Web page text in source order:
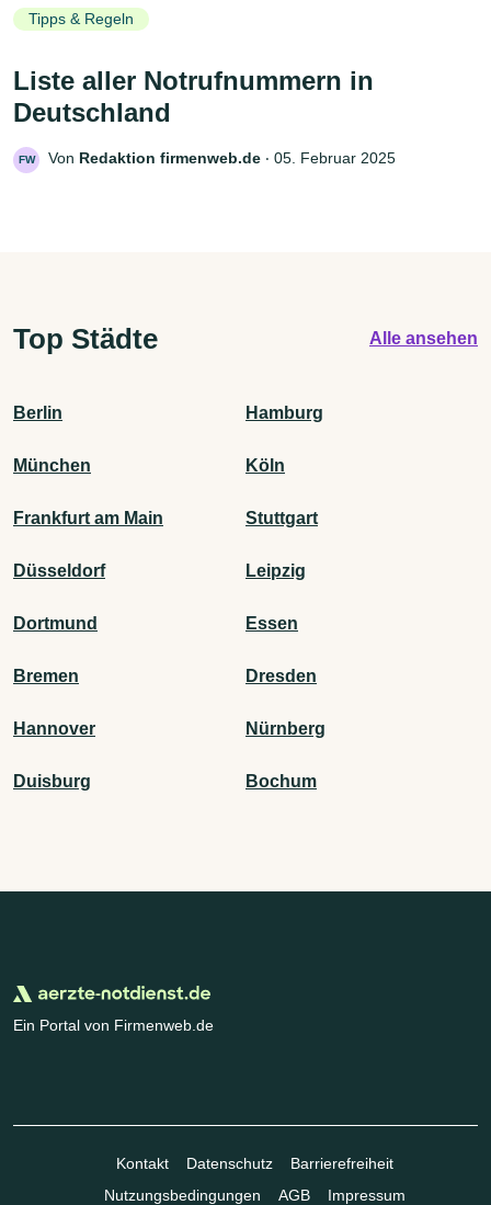
Tipps & Regeln
Liste aller Notrufnummern in
Deutschland
FW Von Redaktion firmenweb.de ‧ 05. Februar 2025
Top Städte Alle ansehen
Berlin Hamburg
München Köln
Frankfurt am Main Stuttgart
Düsseldorf Leipzig
Dortmund Essen
Bremen Dresden
Hannover Nürnberg
Duisburg Bochum
Ein Portal von Firmenweb.de
Kontakt Datenschutz
Barrierefreiheit
Nutzungsbedingungen
AGB Impressum